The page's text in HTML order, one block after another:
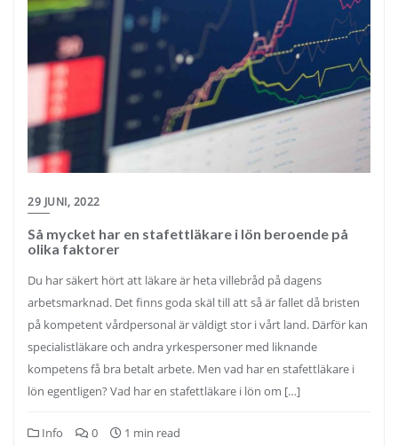
29 JUNI, 2022
Så mycket har en stafettläkare i lön beroende på
olika faktorer
Du har säkert hört att läkare är heta villebråd på dagens
arbetsmarknad. Det finns goda skäl till att så är fallet då bristen
på kompetent vårdpersonal är väldigt stor i vårt land. Därför kan
specialistläkare och andra yrkespersoner med liknande
kompetens få bra betalt arbete. Men vad har en stafettläkare i
lön egentligen? Vad har en stafettläkare i lön om […]
Info 0 1 min read